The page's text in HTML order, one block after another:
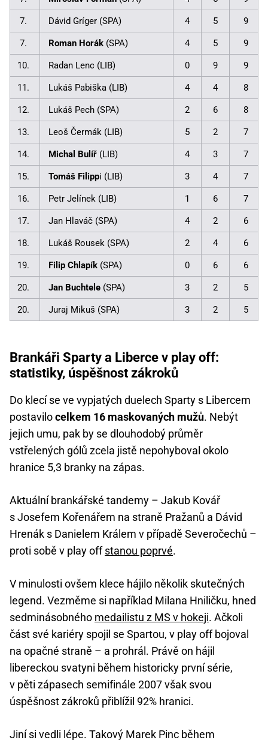
7. Dávid Gríger (SPA) 4 5 9
7. Roman Horák (SPA) 4 5 9
10. Radan Lenc (LIB) 0 9 9
11. Lukáš Pabiška (LIB) 4 4 8
12. Lukáš Pech (SPA) 2 6 8
13. Leoš Čermák (LIB) 5 2 7
14. Michal Bulíř (LIB) 4 3 7
15. Tomáš Filippi (LIB) 3 4 7
16. Petr Jelínek (LIB) 1 6 7
17. Jan Hlaváč (SPA) 4 2 6
18. Lukáš Rousek (SPA) 2 4 6
19. Filip Chlapík (SPA) 0 6 6
20. Jan Buchtele (SPA) 3 2 5
20. Juraj Mikuš (SPA) 3 2 5
Brankáři Sparty a Liberce v play off:
statistiky, úspěšnost zákroků
Do klecí se ve vypjatých duelech Sparty s Libercem
postavilocelkem 16 maskovaných mužů. Nebýt
jejich umu, pak by se dlouhodobý průměr
vstřelených gólů zcela jistě nepohyboval okolo
hranice 5,3 branky na zápas.
Aktuální brankářské tandemy – Jakub Kovář
s Josefem Kořenářem na straně Pražanů a Dávid
Hrenák s Danielem Králem v případě Severočechů –
proti sobě v play offstanou poprvé.
V minulosti ovšem klece hájilo několik skutečných
legend. Vezměme si například Milana Hniličku, hned
sedminásobného medailistu z MS v hokeji. Ačkoli
část své kariéry spojil se Spartou, v play off bojoval
na opačné straně – a prohrál. Právě on hájil
libereckou svatyni během historicky první série,
v pěti zápasech semifinále 2007 však svou
úspěšnost zákroků přiblížil 92% hranici.
Jiní si vedli lépe. Takový Marek Pinc během